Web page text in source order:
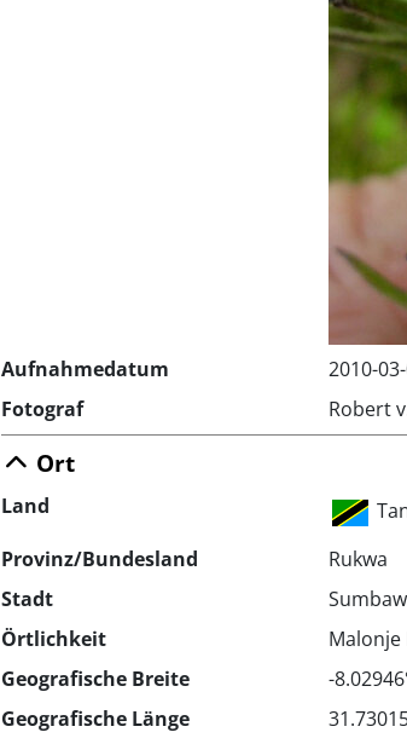
Aufnahmedatum
2010-
Fotograf
Robert
Ort
Land
Provinz/Bundesland
Rukwa
Stadt
Örtlichkeit
Malonje
Geografische Breite
-
Geografische Länge